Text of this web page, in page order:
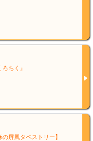
ちく』
の屏風タペストリー】